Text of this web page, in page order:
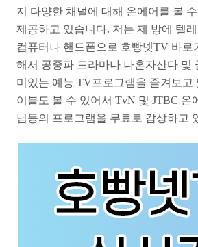
지 다양한 채널에 대해 온에어를 볼
제공하고 있습니다. 저는 제 방에 텔
컴퓨터나 핸드폰으로 호빵넷TV 바로
해서 공중파 드라마나 나혼자산다 및
미있는 예능 TV프로그램을 즐겨보고
이블도 볼 수 있어서 TvN 및 JTBC 온
님등의 프로그램을 무료로 감상하고